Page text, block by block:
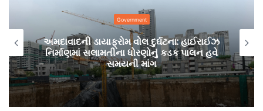
દેશ-વિદેશથી પ્રવાસીઓ વડનગર આવે એ માટે અહીં વિશ્વકક્ષાનું એક
હેરિટેજ મ્યુઝિયમ બની રહ્યું છે. આ માટે જમીન સંપાદનની કામગીરી
Government
અમદાવાદની ડાયાફ્રોમ વોલ દુર્ઘટના: હાઈરાઈઝ
નિર્માણમાં સલામતીના ધોરણોનું કડક પાલન હવે
સમયની માંગ